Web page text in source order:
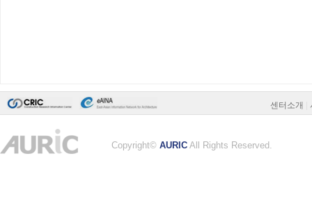
센터소개
Copyright© AURIC All Rights Reserved.